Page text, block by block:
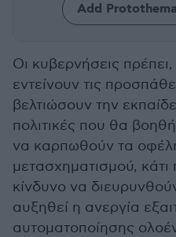
Add
Οι κυβερνήσεις
εντείνουν τις
βελτιώσουν την
πολιτικές που θα
να καρπωθούν τα
μετασχηματισμού,
κίνδυνο να
αυξηθεί η ανεργία
αυτοματοποίησης